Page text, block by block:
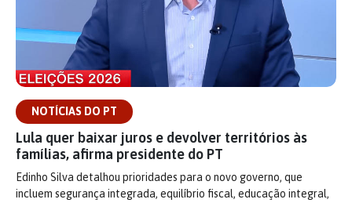
NOTÍCIAS DO PT
Lula quer baixar juros e devolver territórios às
famílias, afirma presidente do PT
Edinho Silva detalhou prioridades para o novo governo, que
incluem segurança integrada, equilíbrio fiscal, educação integral,